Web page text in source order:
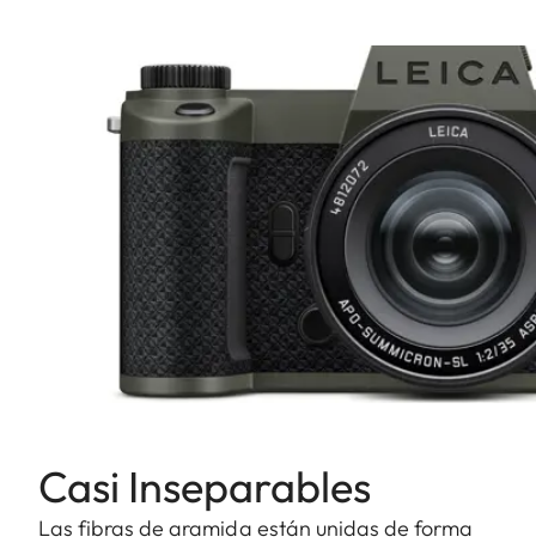
Casi Inseparables
Las fibras de aramida están unidas de forma